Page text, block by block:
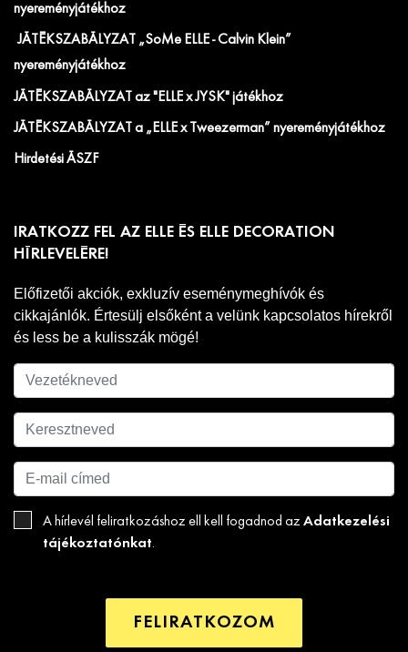
nyereményjátékhoz
JÁTÉKSZABÁLYZAT „SoMe ELLE - Calvin Klein”
nyereményjátékhoz
JÁTÉKSZABÁLYZAT az "ELLE x JYSK" játékhoz
JÁTÉKSZABÁLYZAT a „ELLE x Tweezerman” nyereményjátékhoz
Hirdetési ÁSZF
IRATKOZZ FEL AZ ELLE ÉS ELLE DECORATION
HÍRLEVELÉRE!
Előfizetői akciók, exkluzív eseménymeghívók és
cikkajánlók. Értesülj elsőként a velünk kapcsolatos hírekről
és less be a kulisszák mögé!
A hírlevél feliratkozáshoz ell kell fogadnod az Adatkezelési
tájékoztatónkat.
FELIRATKOZOM